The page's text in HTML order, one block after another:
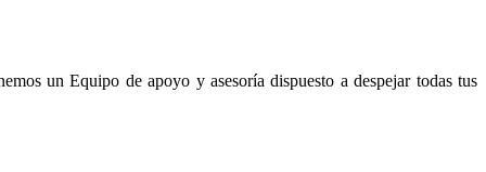
un Equipo de apoyo y asesoría dispuesto a despejar todas tus